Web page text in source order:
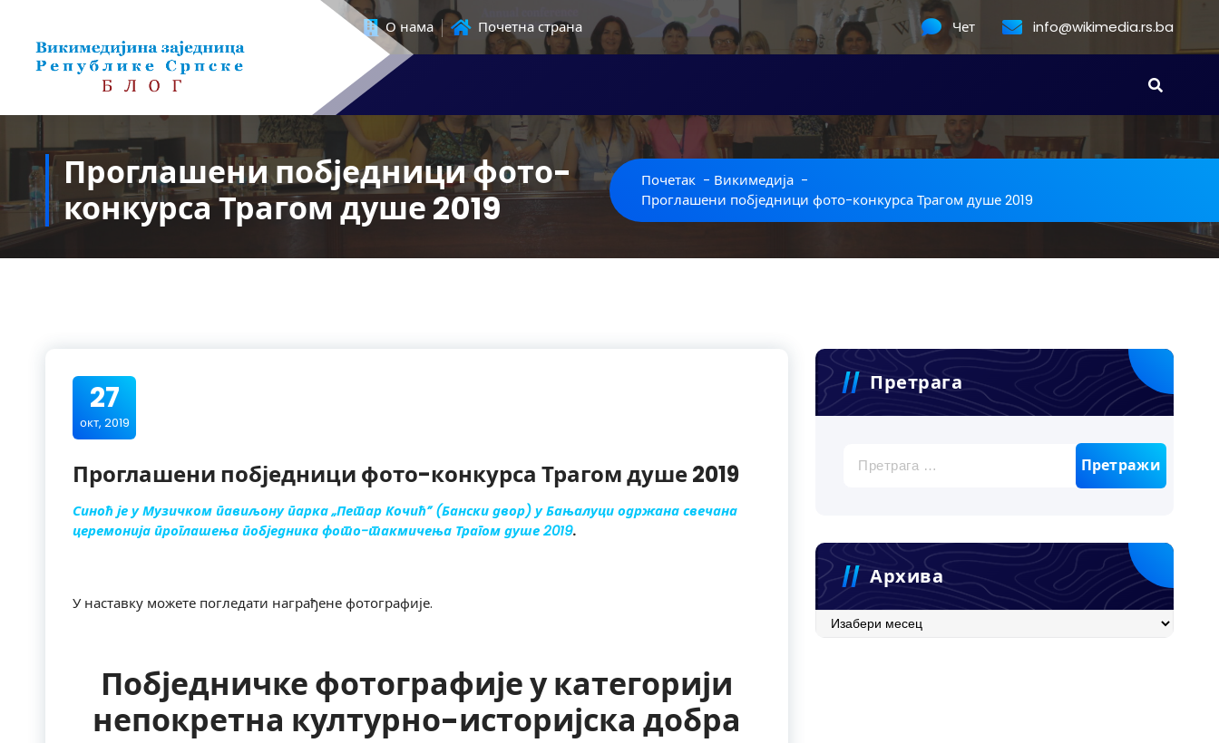
садржај
О нама Почетна страна Чет info@wikimedia.rs.ba
Проглашени побједници фото-
конкурса Трагом душе 2019
Почетак - Викимедија -
Проглашени побједници фото-конкурса Трагом душе 2019
27
окт, 2019
Проглашени побједници фото-конкурса Трагом душе 2019
Синоћ је у Музичком павиљону парка „Петар Кочић” (Бански двор) у Бањалуци одржана свечана
церемонија проглашења побједника фото-такмичења Трагом душе 2019.
У наставку можете погледати награђене фотографије.
Побједничке фотографије у категорији
непокретна културно-историјска добра
Претрага
Архива
Архива